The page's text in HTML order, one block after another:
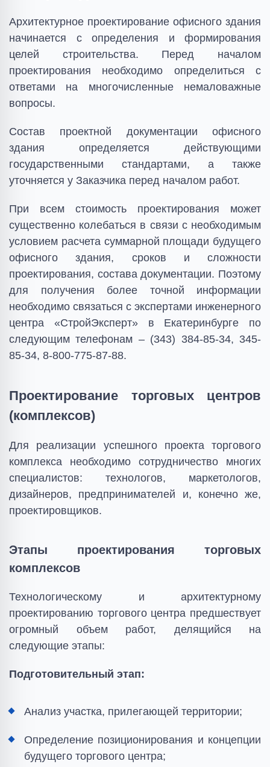
Архитектурное проектирование офисного здания
начинается с определения и формирования
целей строительства. Перед началом
проектирования необходимо определиться с
ответами на многочисленные немаловажные
вопросы.
Состав проектной документации офисного
здания определяется действующими
государственными стандартами, а также
уточняется у Заказчика перед началом работ.
При всем стоимость проектирования может
существенно колебаться в связи с необходимым
условием расчета суммарной площади будущего
офисного здания, сроков и сложности
проектирования, состава документации. Поэтому
для получения более точной информации
необходимо связаться с экспертами инженерного
центра «СтройЭксперт» в Екатеринбурге по
следующим телефонам – (343) 384-85-34, 345-
85-34, 8-800-775-87-88.
Проектирование торговых центров
(комплексов)
Для реализации успешного проекта торгового
комплекса необходимо сотрудничество многих
специалистов: технологов, маркетологов,
дизайнеров, предпринимателей и, конечно же,
проектировщиков.
Этапы проектирования торговых
комплексов
Технологическому и архитектурному
проектированию торгового центра предшествует
огромный объем работ, делящийся на
следующие этапы:
Подготовительный этап:
Анализ участка, прилегающей территории;
Определение позиционирования и концепции
будущего торгового центра;